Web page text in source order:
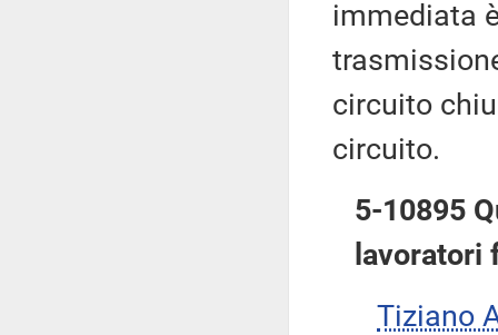
immediata
circuito
circuito.
5-10895
lavoratori
Tiziano